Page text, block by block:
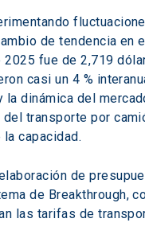
de tendencia
fue de 2,719
casi un 4 %
dinámica del
transporte por
capacidad.
de
de Breakthrough,
las tarifas de